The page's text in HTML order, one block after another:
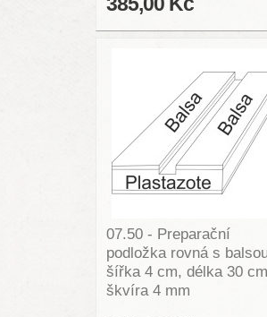
07.50 - Preparační
podložka rovná s
šířka 4 cm, délka 30
škvíra 4 mm